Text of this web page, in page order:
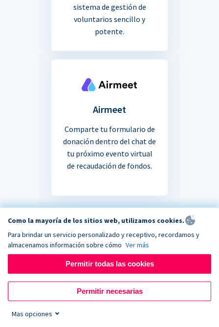
sistema de gestión de
voluntarios sencillo y
potente.
Airmeet
Comparte tu formulario de
donación dentro del chat de
tu próximo evento virtual
de recaudación de fondos.
¿No estás seguro si tu
aplicación favorita se
integra?
Como la mayoría de los sitios web, utilizamos cookies.
Para brindar un servicio personalizado y receptivo, recordamos y
almacenamos información sobre cómo Ver más
Permitir todas las cookies
Permitir necesarias
Mas opciones